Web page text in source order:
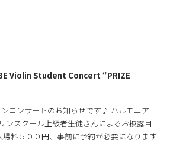
Violin Student Concert “PRIZE
コンサートのお知らせです♪ ハルモニア
ンスクール上級者生徒さんによるお披露目
場料５００円、事前に予約が必要になります